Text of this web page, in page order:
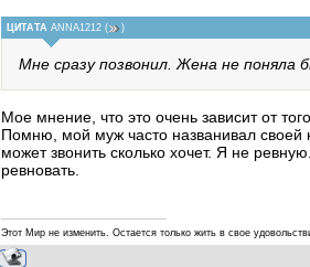
ЦИТАТА ANNA1212 ( )
Мне сразу позвонил. Жена не поняла
Мое мнение, что это очень зависит от
Помню, мой муж часто названивал своей
может звонить сколько хочет. Я не
ревновать.
Этот Мир не изменить. Остается только жить в свое